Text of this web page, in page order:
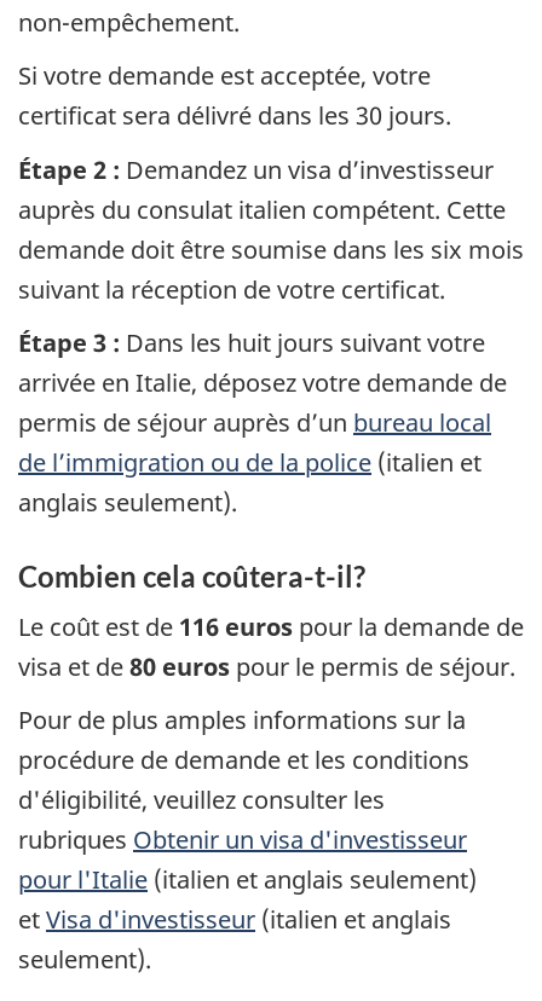
non-empêchement.
Si votre demande est acceptée, votre
certificat sera délivré dans les 30 jours.
Étape 2 : Demandez un visa d’investisseur
auprès du consulat italien compétent. Cette
demande doit être soumise dans les six mois
suivant la réception de votre certificat.
Étape 3 : Dans les huit jours suivant votre
arrivée en Italie, déposez votre demande de
permis de séjour auprès d’un bureau local
de l’immigration ou de la police (italien et
anglais seulement).
Combien cela coûtera-t-il?
Le coût est de 116 euros pour la demande de
visa et de80 euros pour le permis de séjour.
Pour de plus amples informations sur la
procédure de demande et les conditions
d'éligibilité, veuillez consulter les
rubriques Obtenir un visa d'investisseur
pour l'Italie (italien et anglais seulement)
etVisa d'investisseur (italien et anglais
seulement).